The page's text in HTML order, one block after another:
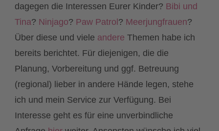
dagegen die Interessen Eurer Kinder? Bibi und
Tina? Ninjago? Paw Patrol? Meerjungfrauen?
Über diese und viele andere Themen habe ich
bereits berichtet. Für diejenigen, die die
Planung, Vorbereitung und ggf. Betreuung
(regional) lieber in andere Hände legen, stehe
ich und mein Service zur Verfügung. Bei
Interesse geht es für eine unverbindliche